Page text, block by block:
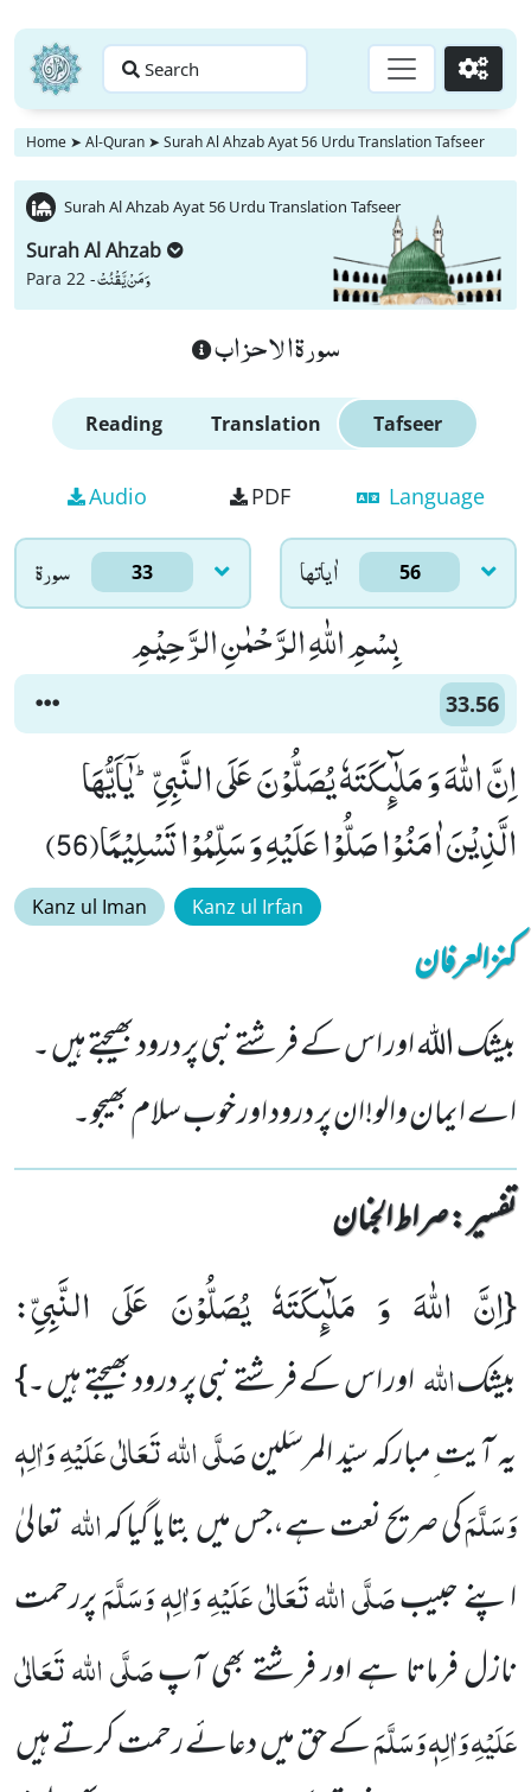
Search Go
Home ➤ Al-Quran ➤ Surah Al Ahzab Ayat 56 Urdu Translation Tafseer
Surah Al Ahzab Ayat 56 Urdu Translation Tafseer
Surah Al Ahzab
Para 22 -وَ مَنْ یَّقْنُتْ
سورة الاحزاب
Reading Translation Tafseer
Audio PDF Language
سورۃ 33 اٰياتها 56
بِسْمِ اللّٰهِ الرَّحْمٰنِ الرَّحِیْمِ
33.56
اِنَّ اللّٰهَ وَ مَلٰٓىٕكَتَهٗ یُصَلُّوْنَ عَلَى النَّبِیِّؕ-یٰۤاَیُّهَا
الَّذِیْنَ اٰمَنُوْا صَلُّوْا عَلَیْهِ وَ سَلِّمُوْا تَسْلِیْمًا(56)
Kanz ul Iman Kanz ul Irfan
کنزالعرفان
بیشک اللہ اور اس کے فرشتے نبی پر درود بھیجتے ہیں ۔
اے ایمان والو!ان پر درود اور خوب سلام بھیجو۔
تفسیر : ‎صراط الجنان
{اِنَّ اللّٰهَ وَ مَلٰٓىٕكَتَهٗ یُصَلُّوْنَ عَلَى النَّبِیِّ:
بیشکاللہاور اس کے فرشتے نبی پر درود بھیجتے ہیں ۔}
یہ آیت ِمبارکہ سیّد المرسَلینصَلَّی اللہ تَعَالٰی عَلَیْہِ وَاٰلِہٖ
وَسَلَّمَکی صریح نعت ہے،جس میں بتایا گیا کہاللہتعالیٰ
اپنے حبیبصَلَّی اللہ تَعَالٰی عَلَیْہِ وَاٰلِہٖ وَسَلَّمَپررحمت
نازل فرماتا ہے اور فرشتے بھی آپصَلَّی اللہ تَعَالٰی
عَلَیْہِ وَاٰلِہٖ وَسَلَّمَکے حق میں دعائے رحمت کرتے ہیں